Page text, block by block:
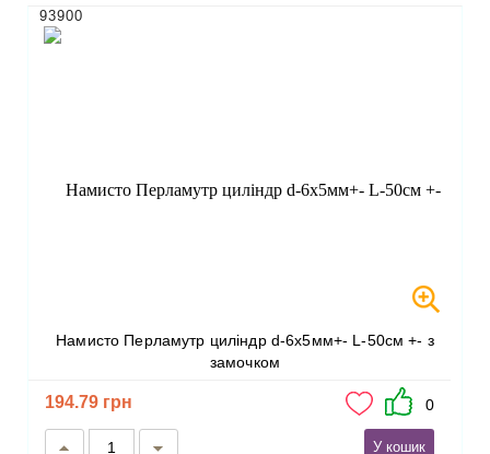
Намисто Перламутр циліндр d-6х5мм+- L-50см +- з
замочком
93900
194.79 грн 0
У кошик